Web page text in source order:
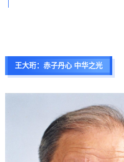
王大珩：赤子丹心 中华之光